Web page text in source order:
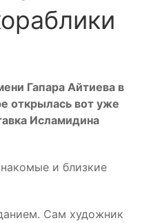
Гапара Айтиева в
открылась вот уже
Исламидина
и близкие
Сам художник